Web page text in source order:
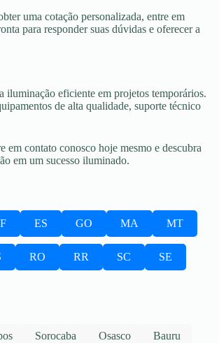
uma cotação personalizada, entre em
para responder suas dúvidas e oferecer a
iluminação eficiente em projetos temporários.
de alta qualidade, suporte técnico
em contato conosco hoje mesmo e descubra
em um sucesso iluminado.
ES GO MA MT
RO RR SC SE
Sorocaba Osasco
Bauru